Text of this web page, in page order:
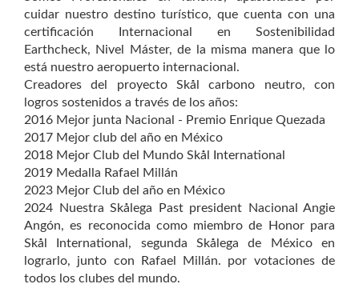
cuidar nuestro destino turístico, que cuenta con una
certificación Internacional en Sostenibilidad
Earthcheck, Nivel Máster, de la misma manera que lo
está nuestro aeropuerto internacional.
Creadores del proyecto Skål carbono neutro, con
logros sostenidos a través de los años:
2016 Mejor junta Nacional - Premio Enrique Quezada
2017 Mejor club del año en México
2018 Mejor Club del Mundo Skål International
2019 Medalla Rafael Millán
2023 Mejor Club del año en México
2024 Nuestra Skålega Past president Nacional Angie
Angón, es reconocida como miembro de Honor para
Skål International, segunda Skålega de México en
lograrlo, junto con Rafael Millán. por votaciones de
todos los clubes del mundo.